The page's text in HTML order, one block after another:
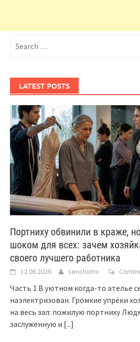
for:
LATEST POSTS
Портниху обвинили в краже,
шоком для всех: зачем
своего лучшего работника
12.06.2026 senchomv
Часть 1 В уютном когда-то ателье
наэлектризован. Громкие упрёки
на весь зал: пожилую портниху
заслуженную и [...]